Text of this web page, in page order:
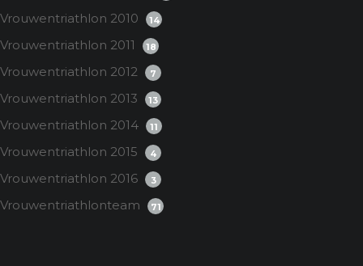
Vrouwentriathlon 2010 14
Vrouwentriathlon 2011 18
Vrouwentriathlon 2012 7
Vrouwentriathlon 2013 13
Vrouwentriathlon 2014 11
Vrouwentriathlon 2015 4
Vrouwentriathlon 2016 3
Vrouwentriathlonteam 71